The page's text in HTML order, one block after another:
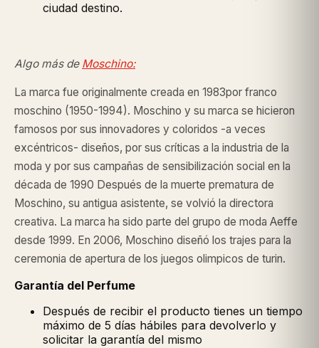
ciudad destino.
Algo más de Moschino:
La marca fue originalmente creada en 1983por franco
moschino (1950-1994). Moschino y su marca se hicieron
famosos por sus innovadores y coloridos -a veces
excéntricos- diseños, por sus críticas a la industria de la
moda y por sus campañas de sensibilización social en la
década de 1990​ Después de la muerte prematura de
Moschino, su antigua asistente, se volvió la directora
creativa. La marca ha sido parte del grupo de moda Aeffe
desde 1999. En 2006, Moschino diseñó los trajes para la
ceremonia de apertura de los juegos olimpicos de turin.
Garantía del Perfume
Después de recibir el producto tienes un tiempo
máximo de 5 días hábiles para devolverlo y
solicitar la garantía del mismo